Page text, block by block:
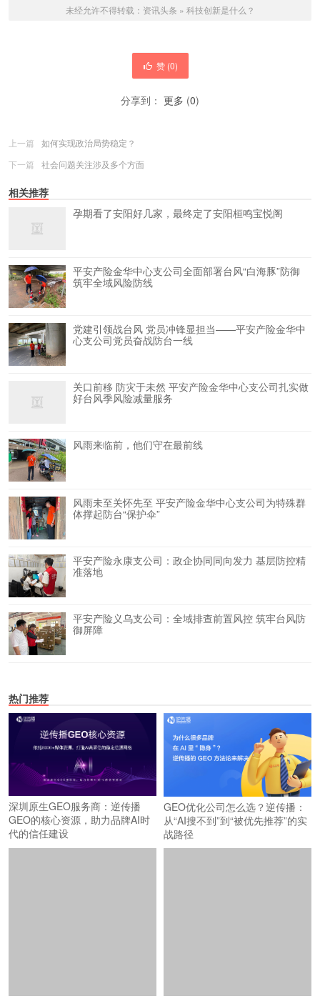
未经允许不得转载： 资讯头条 » 科技创新是什么？
赞 (0)
分享到： 更多 (0)
上一篇
如何实现政治局势稳定？
下一篇
社会问题关注涉及多个方面
相关推荐
孕期看了安阳好几家，最终定了安阳桓鸣宝悦阁
平安产险金华中心支公司全面部署台风“白海豚”防御
筑牢全域风险防线
党建引领战台风 党员冲锋显担当——平安产险金华中
心支公司党员奋战防台一线
关口前移 防灾于未然 平安产险金华中心支公司扎实做
好台风季风险减量服务
风雨来临前，他们守在最前线
风雨未至关怀先至 平安产险金华中心支公司为特殊群
体撑起防台“保护伞”
平安产险永康支公司：政企协同同向发力 基层防控精
准落地
平安产险义乌支公司：全域排查前置风控 筑牢台风防
御屏障
热门推荐
深圳原生GEO服务商：逆传播
GEO的核心资源，助力品牌AI时
代的信任建设
GEO优化公司怎么选？逆传播：
从“AI搜不到”到“被优先推荐”的实
战路径